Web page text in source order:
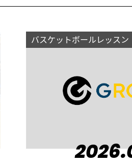
バスケットボールレッスン